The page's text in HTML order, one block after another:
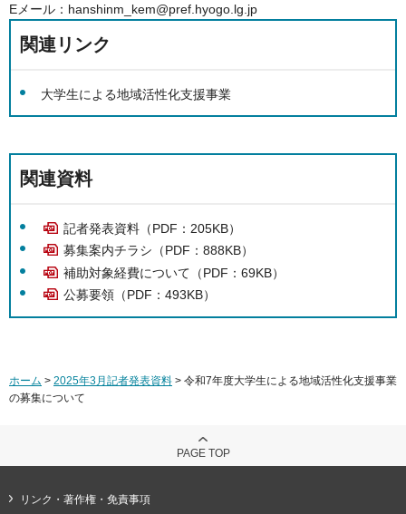
Eメール：hanshinm_kem@pref.hyogo.lg.jp
関連リンク
大学生による地域活性化支援事業
関連資料
記者発表資料（PDF：205KB）
募集案内チラシ（PDF：888KB）
補助対象経費について（PDF：69KB）
公募要領（PDF：493KB）
ホーム > 2025年3月記者発表資料 > 令和7年度大学生による地域活性化支援事業
の募集について
PAGE TOP
リンク・著作権・免責事項